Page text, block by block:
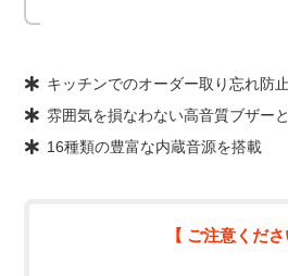
キッチンでのオーダー取り忘れ防
雰囲気を損なわない高音質ブザー
16種類の豊富な内蔵音源を搭載
【 ご注意くださ